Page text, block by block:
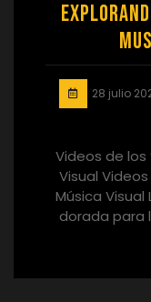
28 julio
Videos de los
Visual
Música
dorada para